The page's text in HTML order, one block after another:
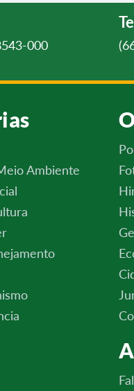
000
Ambiente